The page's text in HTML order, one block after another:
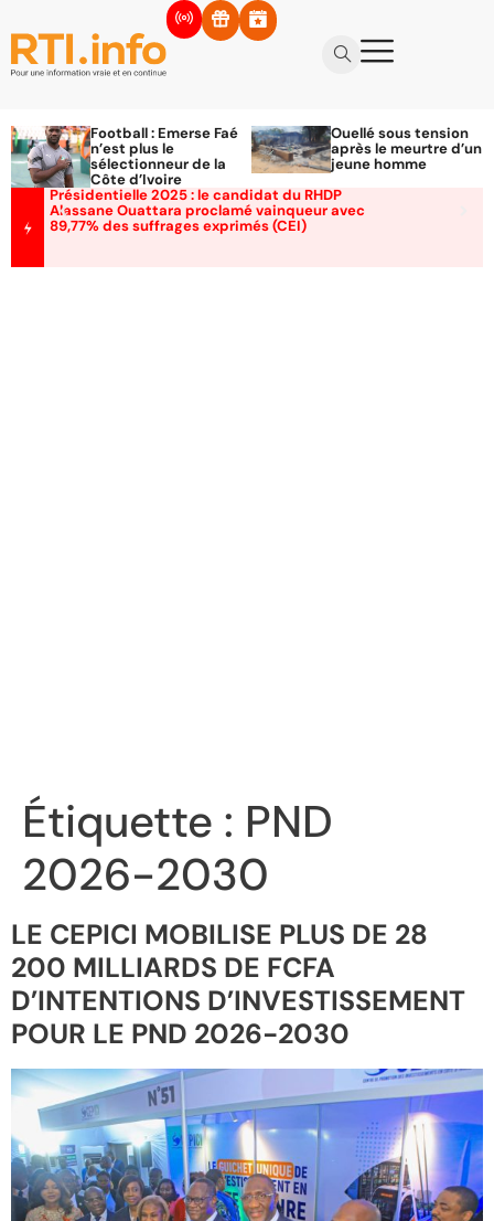
Football : Emerse Faé
n’est plus le
sélectionneur de la
Côte d’Ivoire
Ouellé sous tension
après le meurtre d’un
jeune homme
Présidentielle 2025 : le candidat du RHDP
Alassane Ouattara proclamé vainqueur avec
89,77% des suffrages exprimés (CEI)
Étiquette : PND
2026-2030
LE CEPICI MOBILISE PLUS DE 28
200 MILLIARDS DE FCFA
D’INTENTIONS D’INVESTISSEMENT
POUR LE PND 2026-2030